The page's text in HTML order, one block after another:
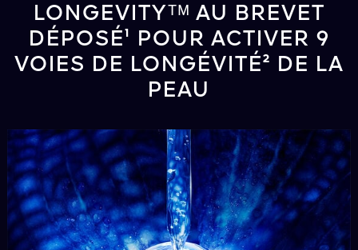
LONGEVITYᵀᴹ AU BREVET
DÉPOSÉ¹ POUR ACTIVER 9
VOIES DE LONGÉVITÉ² DE LA
PEAU